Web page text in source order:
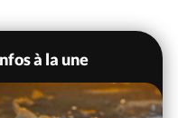
à la une